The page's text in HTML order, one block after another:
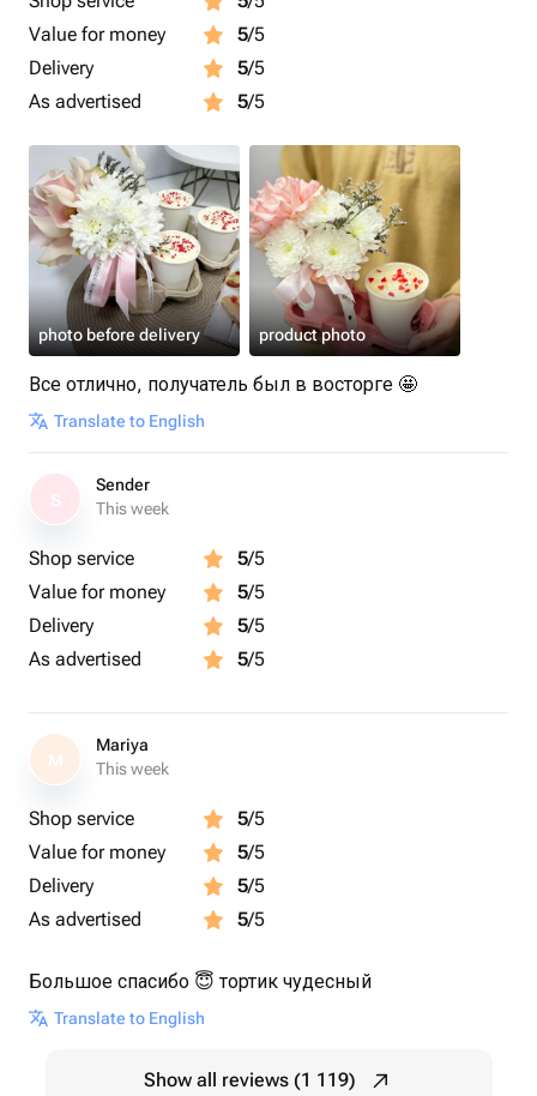
оазис флористический 1 шт, упаковка 1 шт.
Value for money
5/5
Delivery
5/5
As advertised
5/5
photo before delivery product photo
Все отлично, получатель был в восторге 🤩
Translate to English
Sender
This week
Shop service 5/5
Value for money
5/5
Delivery
5/5
As advertised
5/5
M
Mariya
This week
Shop service 5/5
Value for money
5/5
Delivery
5/5
As advertised
5/5
Большое спасибо 😇 тортик чудесный
Translate to English
Show all reviews (1 119)